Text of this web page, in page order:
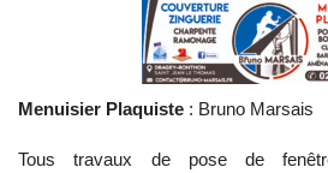
Menuisier Plaquiste : Bruno Marsais
Tous travaux de pose de